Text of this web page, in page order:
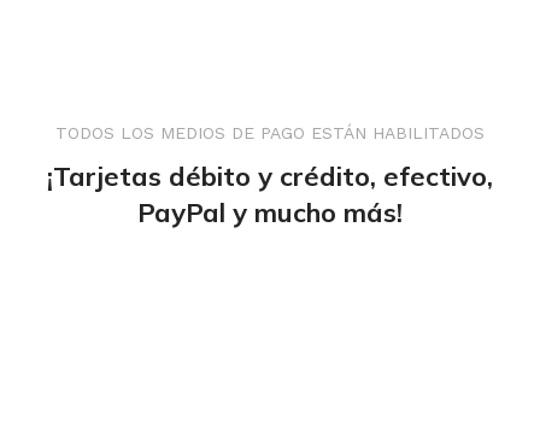
TODOS LOS MEDIOS DE PAGO ESTÁN HABILITADOS
¡Tarjetas débito y crédito, efectivo,
PayPal y mucho más!